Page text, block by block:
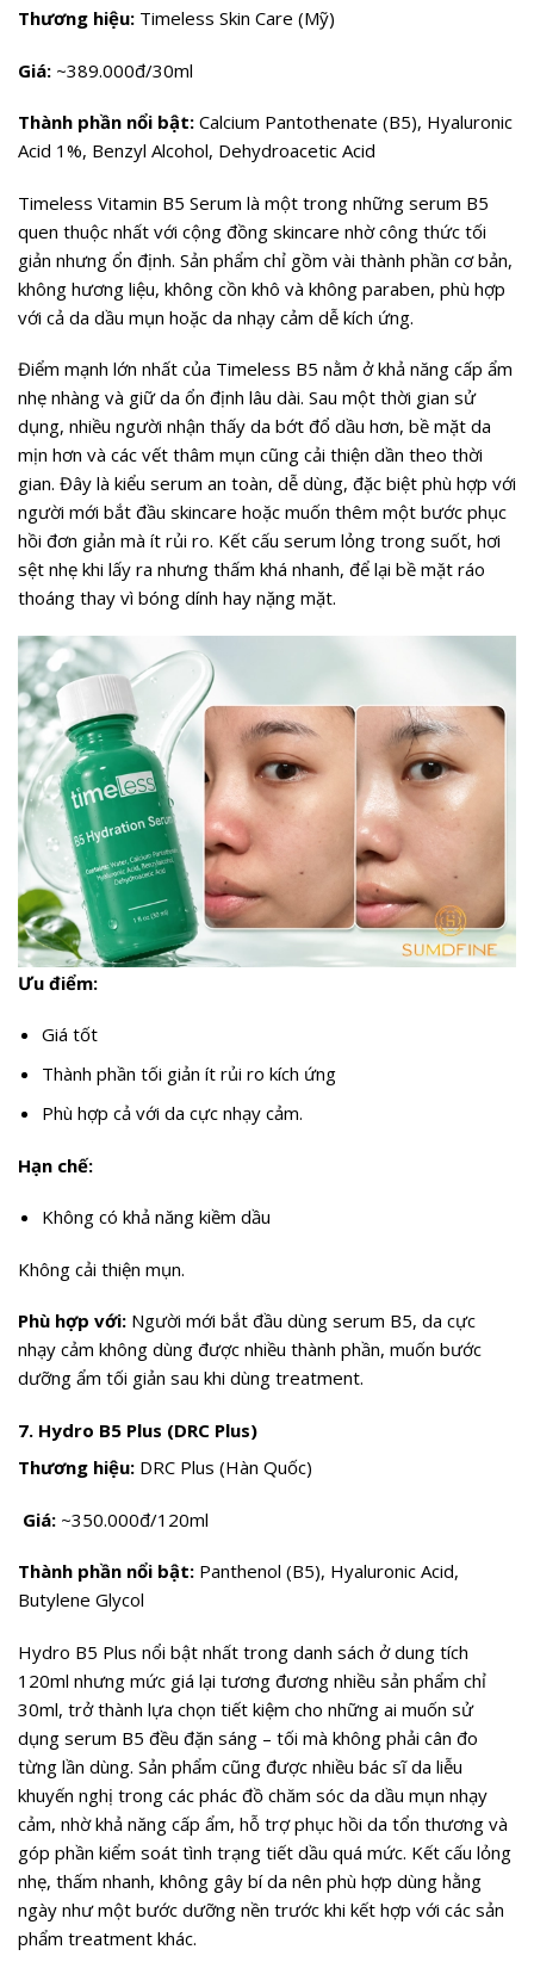
Thương hiệu: Timeless Skin Care (Mỹ)
Giá: ~389.000đ/30ml
Thành phần nổi bật: Calcium Pantothenate (B5), Hyaluronic
Acid 1%, Benzyl Alcohol, Dehydroacetic Acid
Timeless Vitamin B5 Serum là một trong những serum B5
quen thuộc nhất với cộng đồng skincare nhờ công thức tối
giản nhưng ổn định. Sản phẩm chỉ gồm vài thành phần cơ bản,
không hương liệu, không cồn khô và không paraben, phù hợp
với cả da dầu mụn hoặc da nhạy cảm dễ kích ứng.
Điểm mạnh lớn nhất của Timeless B5 nằm ở khả năng cấp ẩm
nhẹ nhàng và giữ da ổn định lâu dài. Sau một thời gian sử
dụng, nhiều người nhận thấy da bớt đổ dầu hơn, bề mặt da
mịn hơn và các vết thâm mụn cũng cải thiện dần theo thời
gian. Đây là kiểu serum an toàn, dễ dùng, đặc biệt phù hợp với
người mới bắt đầu skincare hoặc muốn thêm một bước phục
hồi đơn giản mà ít rủi ro. Kết cấu serum lỏng trong suốt, hơi
sệt nhẹ khi lấy ra nhưng thấm khá nhanh, để lại bề mặt ráo
thoáng thay vì bóng dính hay nặng mặt.
Ưu điểm:
Giá tốt
Thành phần tối giản ít rủi ro kích ứng
Phù hợp cả với da cực nhạy cảm.
Hạn chế:
Không có khả năng kiềm dầu
Không cải thiện mụn.
Phù hợp với: Người mới bắt đầu dùng serum B5, da cực
nhạy cảm không dùng được nhiều thành phần, muốn bước
dưỡng ẩm tối giản sau khi dùng treatment.
7. Hydro B5 Plus (DRC Plus)
Thương hiệu: DRC Plus (Hàn Quốc)
Giá: ~350.000đ/120ml
Thành phần nổi bật: Panthenol (B5), Hyaluronic Acid,
Butylene Glycol
Hydro B5 Plus nổi bật nhất trong danh sách ở dung tích
120ml nhưng mức giá lại tương đương nhiều sản phẩm chỉ
30ml, trở thành lựa chọn tiết kiệm cho những ai muốn sử
dụng serum B5 đều đặn sáng – tối mà không phải cân đo
từng lần dùng. Sản phẩm cũng được nhiều bác sĩ da liễu
khuyến nghị trong các phác đồ chăm sóc da dầu mụn nhạy
cảm, nhờ khả năng cấp ẩm, hỗ trợ phục hồi da tổn thương và
góp phần kiểm soát tình trạng tiết dầu quá mức. Kết cấu lỏng
nhẹ, thấm nhanh, không gây bí da nên phù hợp dùng hằng
ngày như một bước dưỡng nền trước khi kết hợp với các sản
phẩm treatment khác.